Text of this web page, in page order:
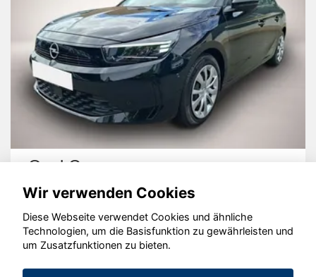
Opel Corsa
© konjunkturmotor.de GmbH 2020 - 2026
Wir verwenden Cookies
Diese Webseite verwendet Cookies und ähnliche
Technologien, um die Basisfunktion zu gewährleisten und
um Zusatzfunktionen zu bieten.